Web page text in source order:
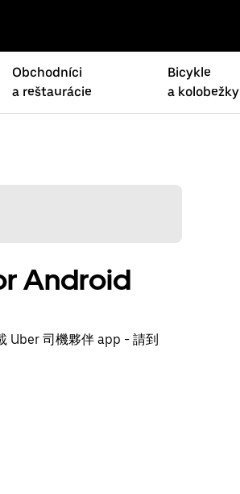
Obchodníci
a reštaurácie
Bicykle
a kolobežky
Android
Uber 司機夥伴 app - 請到